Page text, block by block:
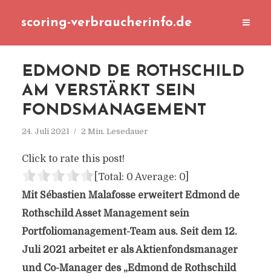
scoring-verbraucherinfo.de
EDMOND DE ROTHSCHILD
AM VERSTÄRKT SEIN
FONDSMANAGEMENT
24. Juli 2021 2 Min. Lesedauer
Click to rate this post!
[Total: 0 Average: 0]
Mit Sébastien Malafosse erweitert Edmond de
Rothschild Asset Management sein
Portfoliomanagement-Team aus. Seit dem 12.
Juli 2021 arbeitet er als Aktienfondsmanager
und Co-Manager des „Edmond de Rothschild